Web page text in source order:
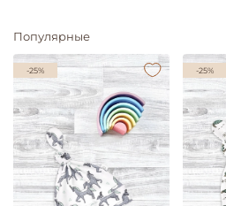
Популярные
-25% -25%